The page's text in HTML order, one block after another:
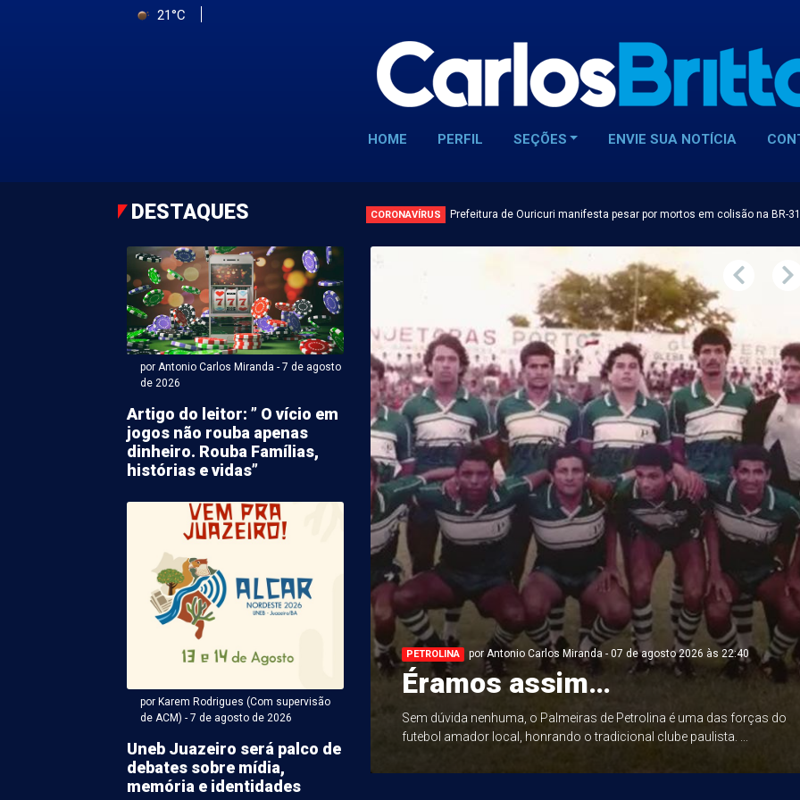
21°C
HOME PERFIL SEÇÕES ENVIE SUA NOTÍCIA
DESTAQUES CORONAVÍRUS Prefeitura de Ouricuri manifesta pesar por mortos em colisão na BR-
por Antonio Carlos Miranda - 7 de agosto
de 2026
Artigo do leitor: ” O vício em
jogos não rouba apenas
dinheiro. Rouba Famílias,
histórias e vidas”
por Karem Rodrigues (Com supervisão
de ACM) - 7 de agosto de 2026
Uneb Juazeiro será palco de
debates sobre mídia,
memória e identidades
Rodrigues (Com supervisão de ACM) - 07 de agosto
causado por
aborrece
no Gercino Coelho
de vazamento na tubulação de água irrita
PETROLINA por Antonio Carlos Miranda - 07 de agosto 2026 às 22:40
Éramos assim…
Sem dúvida nenhuma, o Palmeiras de Petrolina é uma das forças do
futebol amador local, honrando o tradicional clube paulista. ...